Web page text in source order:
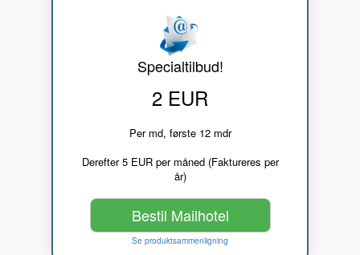
Specialtilbud!
2 EUR
Per md, første 12 mdr
Derefter 5 EUR per måned (Faktureres per
år)
Bestil Mailhotel
Se produktsammenligning